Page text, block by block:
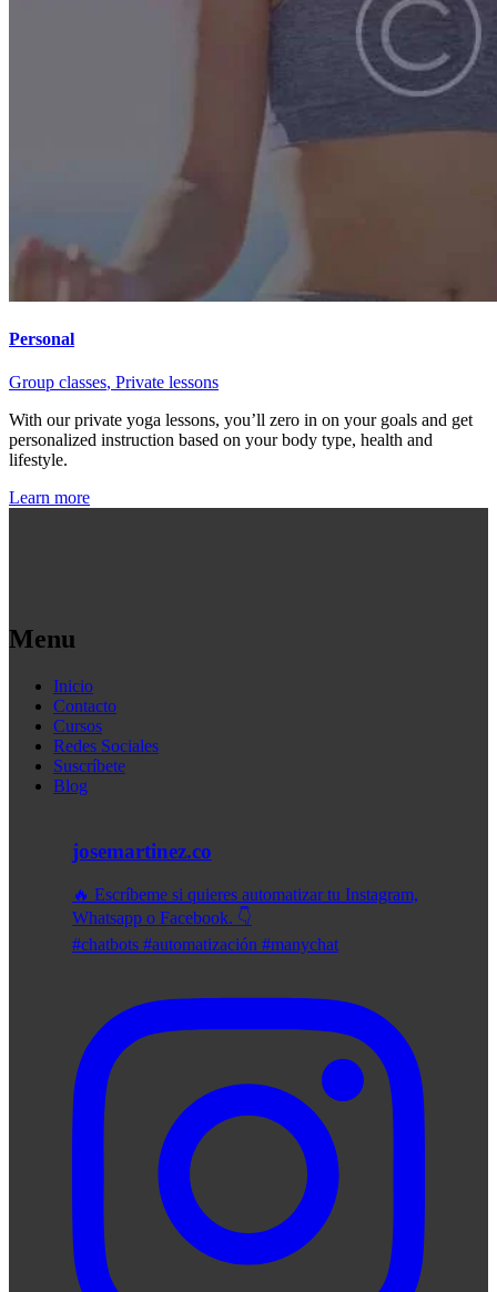
Personal
Group classes, Private lessons
With our private yoga lessons, you’ll zero in on your goals and get
personalized instruction based on your body type, health and
lifestyle.
Learn more
Menu
Inicio
Contacto
Cursos
Redes Sociales
Suscríbete
Blog
josemartinez.co
🔥 Escríbeme si quieres automatizar tu Instagram,
Whatsapp o Facebook. 👇
#chatbots #automatización #manychat